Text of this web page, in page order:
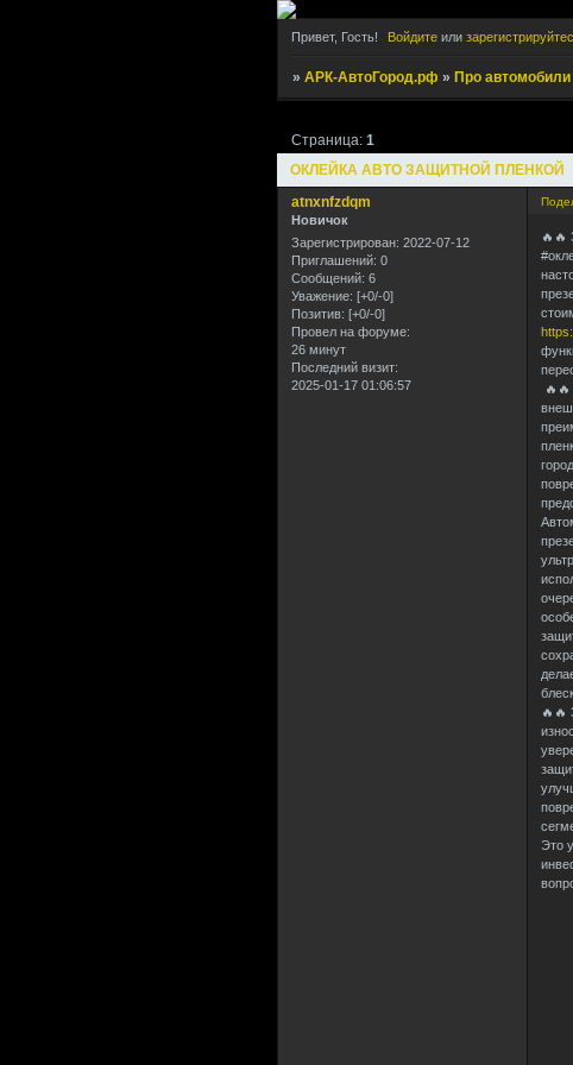
Привет, Гость! Войдите или
» АРК-АвтоГород.рф » Про автомобили
ОКЛЕЙКА АВТО ЗАЩИТНОЙ ПЛЕНКОЙ
Страница: 1
atnxnfzdqm
Новичок
Зарегистрирован: 2022-07-12
Приглашений: 0
Сообщений: 6
Уважение: [+0/-0]
Позитив: [+0/-0]
Провел на форуме:
26 минут
Последний визит:
2025-01-17 01:06:57
🔥🔥
🔥🔥
Это